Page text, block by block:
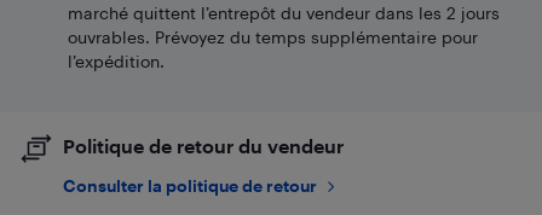
marché quittent l’entrepôt du vendeur dans les 2 jours
ouvrables. Prévoyez du temps supplémentaire pour
l’expédition.
Politique de retour du vendeur
Consulter la politique de retour